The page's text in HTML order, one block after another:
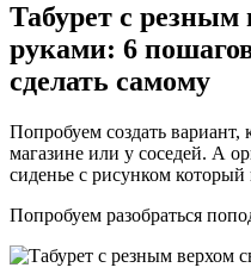
Табурет с резным
руками: 6
сделать самому
Попробуем создать
магазине или у соседей. А
сиденье с рисунком
Попробуем разобраться